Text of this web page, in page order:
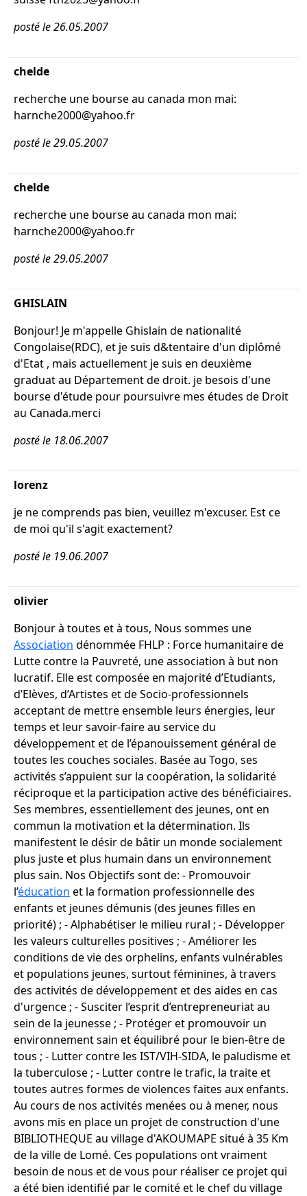
posté le 26.05.2007
chelde
recherche une bourse au canada mon mai:
harnche2000@yahoo.fr
posté le 29.05.2007
chelde
recherche une bourse au canada mon mai:
harnche2000@yahoo.fr
posté le 29.05.2007
GHISLAIN
Bonjour! Je m'appelle Ghislain de nationalité
Congolaise(RDC), et je suis d&tentaire d'un diplômé
d'Etat , mais actuellement je suis en deuxième
graduat au Département de droit. je besois d'une
bourse d'étude pour poursuivre mes études de Droit
au Canada.merci
posté le 18.06.2007
lorenz
je ne comprends pas bien, veuillez m'excuser. Est ce
de moi qu'il s'agit exactement?
posté le 19.06.2007
olivier
Bonjour à toutes et à tous, Nous sommes une
Association dénommée FHLP : Force humanitaire de
Lutte contre la Pauvreté, une association à but non
lucratif. Elle est composée en majorité d’Etudiants,
d’Elèves, d’Artistes et de Socio-professionnels
acceptant de mettre ensemble leurs énergies, leur
temps et leur savoir-faire au service du
développement et de l’épanouissement général de
toutes les couches sociales. Basée au Togo, ses
activités s’appuient sur la coopération, la solidarité
réciproque et la participation active des bénéficiaires.
Ses membres, essentiellement des jeunes, ont en
commun la motivation et la détermination. Ils
manifestent le désir de bâtir un monde socialement
plus juste et plus humain dans un environnement
plus sain. Nos Objectifs sont de: - Promouvoir
l’éducation et la formation professionnelle des
enfants et jeunes démunis (des jeunes filles en
priorité) ; - Alphabétiser le milieu rural ; - Développer
les valeurs culturelles positives ; - Améliorer les
conditions de vie des orphelins, enfants vulnérables
et populations jeunes, surtout féminines, à travers
des activités de développement et des aides en cas
d'urgence ; - Susciter l’esprit d’entrepreneuriat au
sein de la jeunesse ; - Protéger et promouvoir un
environnement sain et équilibré pour le bien-être de
tous ; - Lutter contre les IST/VIH-SIDA, le paludisme et
la tuberculose ; - Lutter contre le trafic, la traite et
toutes autres formes de violences faites aux enfants.
Au cours de nos activités menées ou à mener, nous
avons mis en place un projet de construction d'une
BIBLIOTHEQUE au village d'AKOUMAPE situé à 35 Km
de la ville de Lomé. Ces populations ont vraiment
besoin de nous et de vous pour réaliser ce projet qui
a été bien identifié par le comité et le chef du village